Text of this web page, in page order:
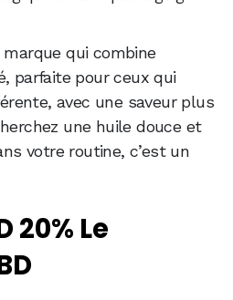
qui combine
parfaite pour ceux qui
avec une saveur plus
une huile douce et
votre routine, c’est un
20% Le